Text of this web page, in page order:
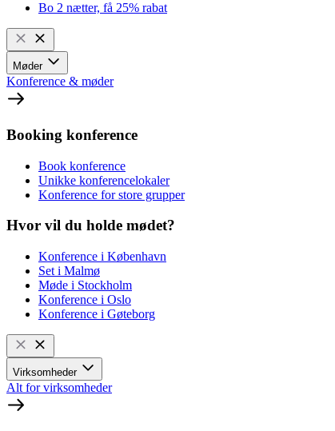
Bo 2 nætter, få 25% rabat
Møder
Konference & møder
Booking konference
Book konference
Unikke konferencelokaler
Konference for store grupper
Hvor vil du holde mødet?
Konference i København
Set i Malmø
Møde i Stockholm
Konference i Oslo
Konference i Gøteborg
Virksomheder
Alt for virksomheder